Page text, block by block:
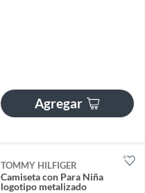
Agregar
TOMMY HILFIGER
Camiseta con Para Niña
logotipo metalizado